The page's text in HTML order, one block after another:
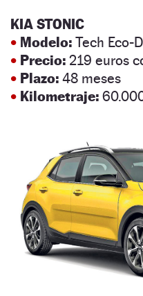
KIA STONIC
• Modelo: Tech Eco-
• Precio: 219 euros
• Plazo: 48 meses
• Kilometraje: